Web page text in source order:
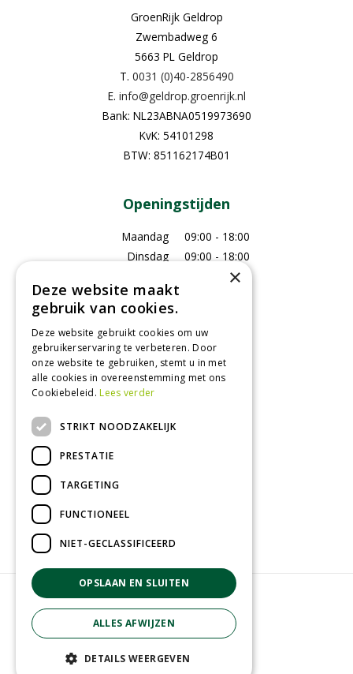
GroenRijk Geldrop
Zwembadweg 6
5663 PL Geldrop
T. 0031 (0)40-2856490
E. info@geldrop.groenrijk.nl
Bank: NL23ABNA0519973690
KvK: 54101298
BTW: 851162174B01
Openingstijden
Maandag
09:00 - 18:00
Dinsdag
09:00 - 18:00
09:00 - 18:00
Donderdag
Vrijdag
Zaterdag
09:00 - 17:00
Zondag
Gesloten
Toon alle openingstijden
© GroenRijk Geldrop
Green Solutions
Tuincentrum Overzicht
Privacy Policy
×
Deze website maakt
gebruik van cookies.
Deze website gebruikt cookies om uw
gebruikerservaring te verbeteren. Door
onze website te gebruiken, stemt u in met
alle cookies in overeenstemming met ons
Cookiebeleid.Lees verder
STRIKT NOODZAKELIJK
PRESTATIE
TARGETING
FUNCTIONEEL
NIET-GECLASSIFICEERD
OPSLAAN EN SLUITEN
ALLES AFWIJZEN
DETAILS WEERGEVEN